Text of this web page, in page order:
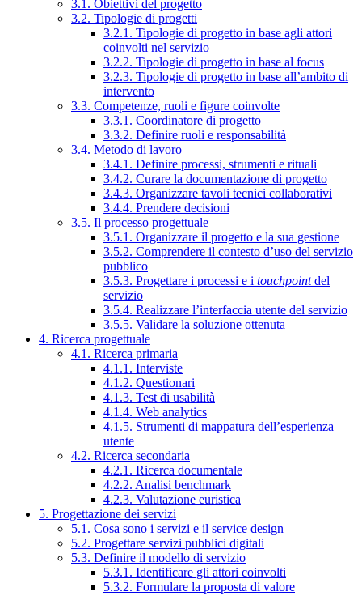
3.1. Obiettivi del progetto
3.2. Tipologie di progetti
3.2.1. Tipologie di progetto in base agli attori
coinvolti nel servizio
3.2.2. Tipologie di progetto in base al focus
3.2.3. Tipologie di progetto in base all’ambito di
intervento
3.3. Competenze, ruoli e figure coinvolte
3.3.1. Coordinatore di progetto
3.3.2. Definire ruoli e responsabilità
3.4. Metodo di lavoro
3.4.1. Definire processi, strumenti e rituali
3.4.2. Curare la documentazione di progetto
3.4.3. Organizzare tavoli tecnici collaborativi
3.4.4. Prendere decisioni
3.5. Il processo progettuale
3.5.1. Organizzare il progetto e la sua gestione
3.5.2. Comprendere il contesto d’uso del servizio
pubblico
3.5.3. Progettare i processi e i touchpointdel
servizio
3.5.4. Realizzare l’interfaccia utente del servizio
3.5.5. Validare la soluzione ottenuta
4. Ricerca progettuale
4.1. Ricerca primaria
4.1.1. Interviste
4.1.2. Questionari
4.1.3. Test di usabilità
4.1.4. Web analytics
4.1.5. Strumenti di mappatura dell’esperienza
utente
4.2. Ricerca secondaria
4.2.1. Ricerca documentale
4.2.2. Analisi benchmark
4.2.3. Valutazione euristica
5. Progettazione dei servizi
5.1. Cosa sono i servizi e il service design
5.2. Progettare servizi pubblici digitali
5.3. Definire il modello di servizio
5.3.1. Identificare gli attori coinvolti
5.3.2. Formulare la proposta di valore